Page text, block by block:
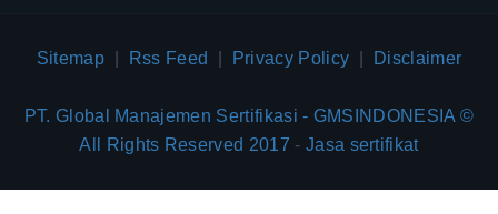
Sitemap Rss Feed Privacy Policy Disclaimer
PT. Global Manajemen Sertifikasi - GMSINDONESIA ©
All Rights Reserved 2017 - Jasa sertifikat